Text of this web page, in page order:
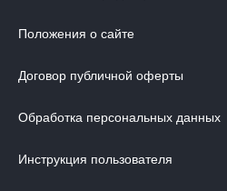
Положения о сайте
Договор публичной оферты
Обработка персональных данных
Инструкция пользователя